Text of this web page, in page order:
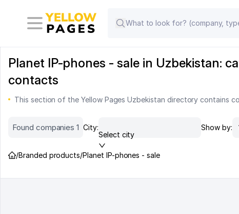
Planet IP-phones - sale in Uzbekistan:
contacts
This section of the Yellow Pages Uzbekistan directory contains
Found companies 1 City:
Select city
Show by:
/Branded products/Planet IP-phones - sale